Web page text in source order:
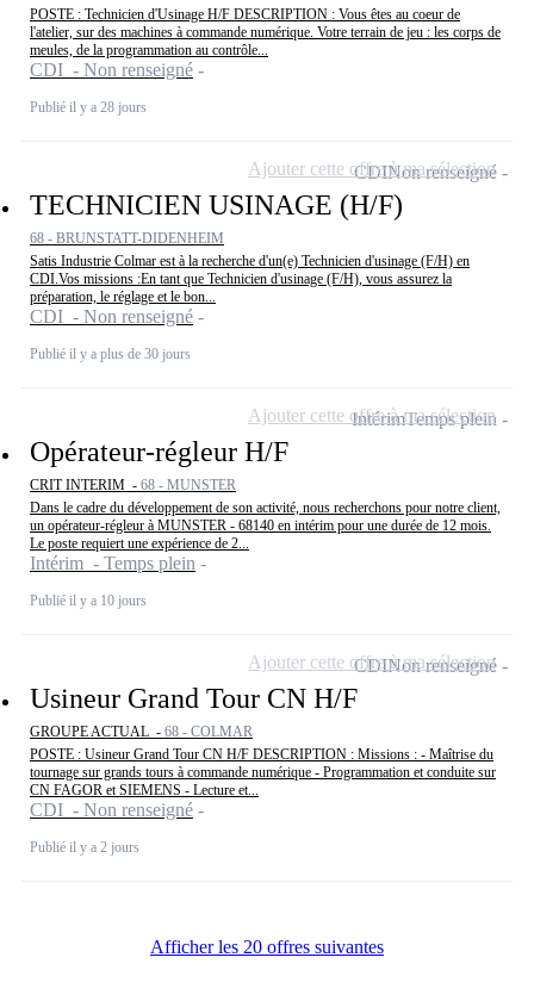
POSTE : Technicien d'Usinage H/F DESCRIPTION : Vous êtes au coeur de
l'atelier, sur des machines à commande numérique. Votre terrain de jeu : les corps de
meules, de la programmation au contrôle...
CDI - Non renseigné
Publié il y a 28 jours
TECHNICIEN USINAGE (H/F)
68 - BRUNSTATT-DIDENHEIM
Satis Industrie Colmar est à la recherche d'un(e) Technicien d'usinage (F/H) en
CDI.Vos missions :En tant que Technicien d'usinage (F/H), vous assurez la
préparation, le réglage et le bon...
CDI - Non renseigné
Publié il y a plus de 30 jours
CDINon renseigné
Ajouter cette offre à ma sélection
Opérateur-régleur H/F
CRIT INTERIM - 68 - MUNSTER
Dans le cadre du développement de son activité, nous recherchons pour notre client,
un opérateur-régleur à MUNSTER - 68140 en intérim pour une durée de 12 mois.
Le poste requiert une expérience de 2...
Intérim - Temps plein
Publié il y a 10 jours
IntérimTemps plein
Ajouter cette offre à ma sélection
Usineur Grand Tour CN H/F
GROUPE ACTUAL - 68 - COLMAR
POSTE : Usineur Grand Tour CN H/F DESCRIPTION : Missions : - Maîtrise du
tournage sur grands tours à commande numérique - Programmation et conduite sur
CN FAGOR et SIEMENS - Lecture et...
CDI - Non renseigné
Publié il y a 2 jours
CDINon renseigné
Ajouter cette offre à ma sélection
Afficher les 20 offres suivantes